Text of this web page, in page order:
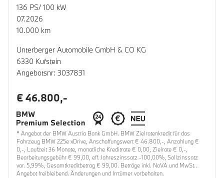
136 PS/ 100 kW
07.2026
10.000 km
Unterberger Automobile GmbH & CO KG
6330 Kufstein
Angebotsnr: 3037831
€ 46.800,-
* Angebot der BMW Austria Bank GmbH. BMW Zielratenkredit für das
Fahrzeug BMW 225e xDrive, Anschaffungswert € 46.800,-, Anzahlung €
0,-, Laufzeit 36 Monate, monatliche Kreditrate € 0,00, Zielrate € 0,-,
Bearbeitungsgebühr € 99,00, eff. Jahreszinssatz -100,00%, Sollzinssatz
var. 5,99%, Gesamtkreditbetrag € 99,00. Beträge inkl. NoVA und MwSt..
Angebot freibleibend. Änderungen und Irrtümer vorbehalten.